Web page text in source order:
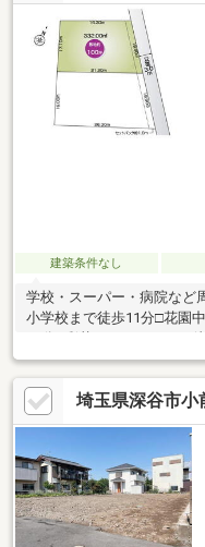
建築条件なし
学校・スーパー・病院など
小学校まで徒歩11分□花園
11分□彩花クリニックまで
水道加入金176 000円
円)215 800円を要する※セ
45ｍに計画道路あり(計画
頼れる不動産探しのパート
に取り扱っております。ぜ
埼玉県深谷市小